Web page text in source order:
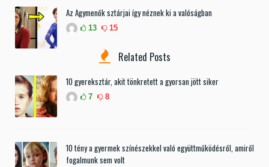
Az Agymenők sztárjai így néznek ki a valóságban
13 15
Related Posts
10 gyereksztár, akit tönkretett a gyorsan jött siker
7 8
10 tény a gyermek színészekkel való együttműködésről, amiről
fogalmunk sem volt